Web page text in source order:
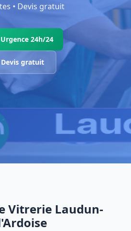
• Devis gratuit
24h/24
Devis gratuit
Vitrerie Laudun-